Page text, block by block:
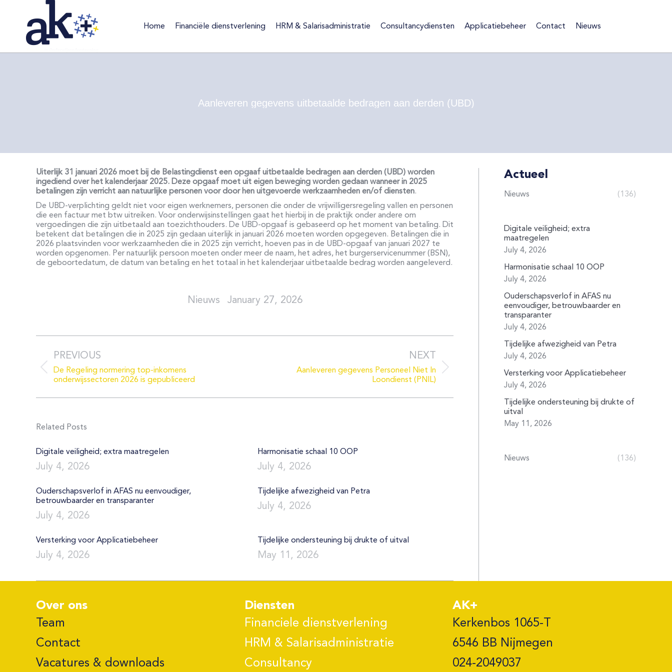
Home Financiële dienstverlening HRM & Salarisadministratie Consultancydiensten Applicatiebeheer Contact Nieuws
Aanleveren gegevens uitbetaalde bedragen aan derden (UBD)
Uiterlijk 31 januari 2026 moet bij de Belastingdienst een opgaaf uitbetaalde bedragen aan derden (UBD) worden
ingediend over het kalenderjaar 2025. Deze opgaaf moet uit eigen beweging worden gedaan wanneer in 2025
betalingen zijn verricht aan natuurlijke personen voor door hen uitgevoerde werkzaamheden en/of diensten.
De UBD-verplichting geldt niet voor eigen werknemers, personen die onder de vrijwilligersregeling vallen en personen
die een factuur met btw uitreiken. Voor onderwijsinstellingen gaat het hierbij in de praktijk onder andere om
vergoedingen die zijn uitbetaald aan toezichthouders. De UBD-opgaaf is gebaseerd op het moment van betaling. Dit
betekent dat betalingen die in 2025 zijn gedaan uiterlijk in januari 2026 moeten worden opgegeven. Betalingen die in
2026 plaatsvinden voor werkzaamheden die in 2025 zijn verricht, hoeven pas in de UBD-opgaaf van januari 2027 te
worden opgenomen. Per natuurlijk persoon moeten onder meer de naam, het adres, het burgerservicenummer (BSN),
de geboortedatum, de datum van betaling en het totaal in het kalenderjaar uitbetaalde bedrag worden aangeleverd.
January 27, 2026
PREVIOUS
Previous
post:
De Regeling normering top-inkomens
onderwijssectoren 2026 is gepubliceerd
NEXT
Aanleveren gegevens Personeel Niet In
Loondienst (PNIL)
Related Posts
Digitale veiligheid; extra maatregelen
July 4, 2026
Harmonisatie schaal 10 OOP
July 4, 2026
Ouderschapsverlof in AFAS nu eenvoudiger,
betrouwbaarder en transparanter
July 4, 2026
Tijdelijke afwezigheid van Petra
July 4, 2026
Versterking voor Applicatiebeheer
July 4, 2026
Tijdelijke ondersteuning bij drukte of uitval
May 11, 2026
Actueel
Nieuws (136)
Digitale veiligheid; extra
maatregelen
July 4, 2026
Harmonisatie schaal 10 OOP
July 4, 2026
Ouderschapsverlof in AFAS nu
eenvoudiger, betrouwbaarder en
transparanter
July 4, 2026
Tijdelijke afwezigheid van Petra
July 4, 2026
Versterking voor Applicatiebeheer
July 4, 2026
Tijdelijke ondersteuning bij drukte of
uitval
May 11, 2026
Nieuws (136)
Over ons
Team
Contact
Vacatures & downloads
Diensten
Financiele dienstverlening
HRM & Salarisadministratie
Consultancy
AK+
Kerkenbos 1065-T
6546 BB Nijmegen
024-2049037
Home Financiële dienstverlening HRM & Salarisadministratie Consultancydiensten Applicatiebeheer Contact Nieuws